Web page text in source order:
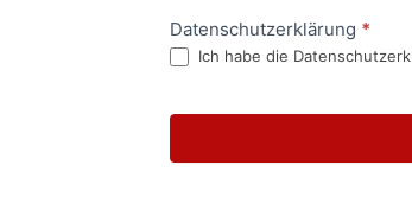
Datenschutzerklärung *
Ich habe die